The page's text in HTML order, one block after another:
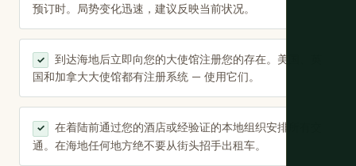
预订时。局势变化迅速，建议反映当前状况。
✓
到达海地后立即向您的大使馆注册您的存在。美国、英
国和加拿大大使馆都有注册系统 — 使用它们。
✓
在着陆前通过您的酒店或经验证的本地组织安排所有交
通。在海地任何地方绝不要从街头招手出租车。